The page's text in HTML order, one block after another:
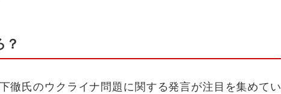
？
徹氏のウクライナ問題に関する発言が注目を集めてい